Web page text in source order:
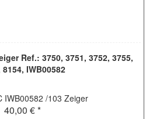
Ref.: 3750, 3751, 3752, 3755,
8154, IWB00582
IWB00582 /103 Zeiger
40,00 € *